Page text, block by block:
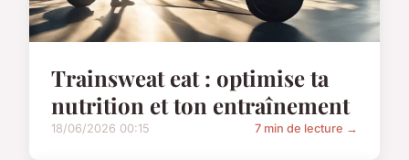
Trainsweat eat : optimise ta
nutrition et ton entraînement
18/06/2026 00:15 7 min de lecture →